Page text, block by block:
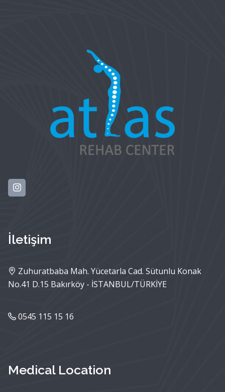
İletişim
Zuhuratbaba Mah. Yücetarla Cad. Sütunlu Konak
No.41 D.15 Bakırköy - İSTANBUL/TÜRKİYE
0545 115 15 16
Medical Location